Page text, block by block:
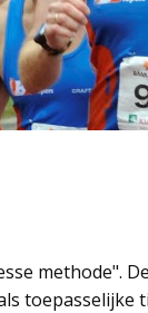
methode".